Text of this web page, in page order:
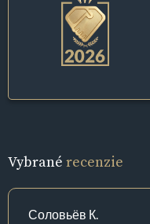
Vybrané recenzie
Соловьёв К.